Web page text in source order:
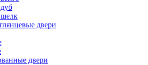
двери
двери